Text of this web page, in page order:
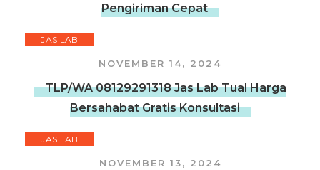
Pengiriman Cepat
JAS LAB
NOVEMBER 14, 2024
TLP/WA 08129291318 Jas Lab Tual Harga
Bersahabat Gratis Konsultasi
JAS LAB
NOVEMBER 13, 2024